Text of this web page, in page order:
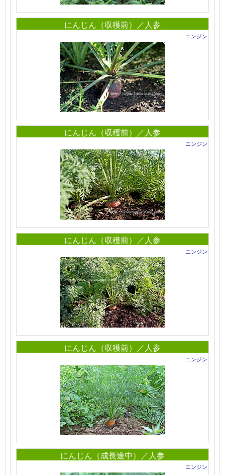
にんじん（収穫前）／人参
ニンジン
にんじん（収穫前）／人参
ニンジン
にんじん（収穫前）／人参
ニンジン
にんじん（収穫前）／人参
ニンジン
にんじん（成長途中）／人参
ニンジン